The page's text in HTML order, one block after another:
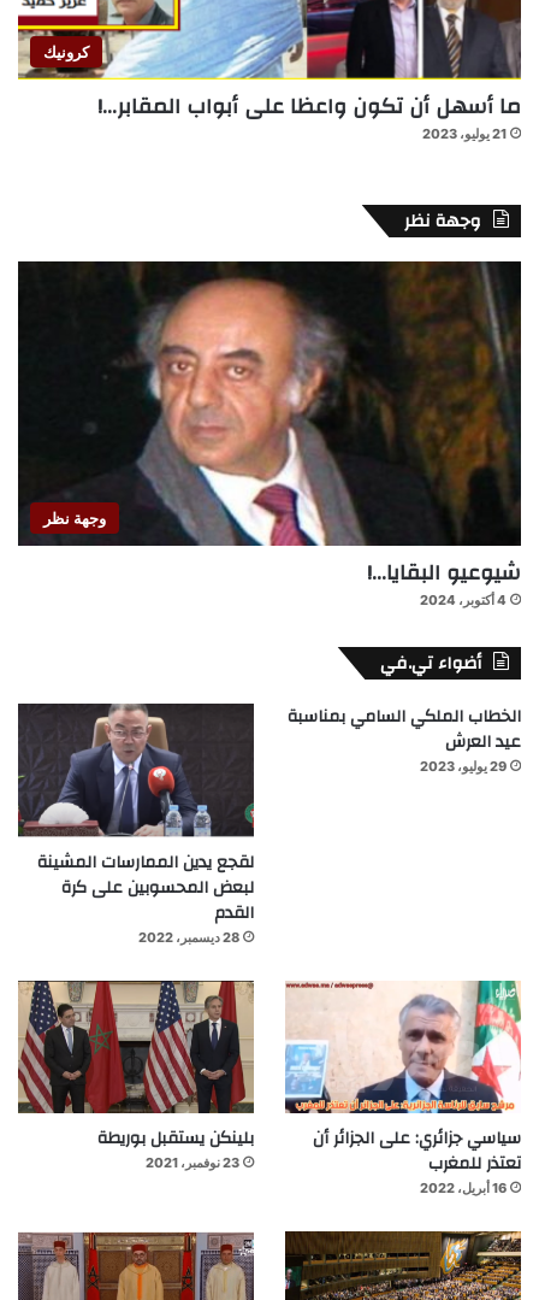
كرونيك
ما أسهل أن تكون واعظا على أبواب المقابر…!
21 يوليو، 2023
وجهة نظر
وجهة نظر
شيوعيو البقايا…!
4 أكتوبر، 2024
أضواء تي.في
الخطاب الملكي السامي بمناسبة
عيد العرش
29 يوليو، 2023
لقجع يدين الممارسات المشينة
لبعض المحسوبين على كرة
القدم
28 ديسمبر، 2022
سياسي جزائري: على الجزائر أن
تعتذر للمغرب
16 أبريل، 2022
بلينكن يستقبل بوريطة
23 نوفمبر، 2021